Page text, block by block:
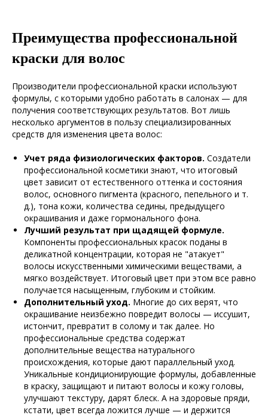
Преимущества профессиональной
краски для волос
Производители профессиональной краски используют
формулы, с которыми удобно работать в салонах — для
получения соответствующих результатов. Вот лишь
несколько аргументов в пользу специализированных
средств для изменения цвета волос:
Учет ряда физиологических факторов. Создатели
профессиональной косметики знают, что итоговый
цвет зависит от естественного оттенка и состояния
волос, основного пигмента (красного, пепельного и т.
д.), тона кожи, количества седины, предыдущего
окрашивания и даже гормонального фона.
Лучший результат при щадящей формуле.
Компоненты профессиональных красок поданы в
деликатной концентрации, которая не "атакует"
волосы искусственными химическими веществами, а
мягко воздействует. Итоговый цвет при этом все равно
получается насыщенным, глубоким и стойким.
Дополнительный уход. Многие до сих верят, что
окрашивание неизбежно повредит волосы — иссушит,
истончит, превратит в солому и так далее. Но
профессиональные средства содержат
дополнительные вещества натурального
происхождения, которые дают параллельный уход.
Уникальные кондиционирующие формулы, добавленные
в краску, защищают и питают волосы и кожу головы,
улучшают текстуру, дарят блеск. А на здоровые пряди,
кстати, цвет всегда ложится лучше — и держится